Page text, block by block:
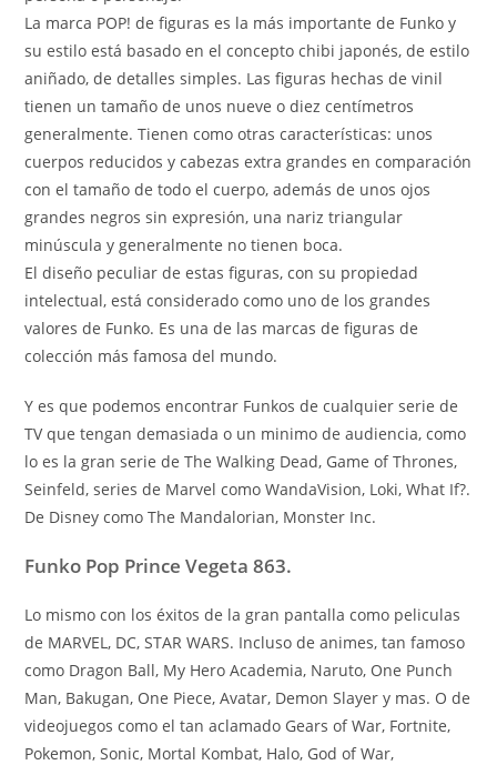
La marca POP! de figuras es la más importante de Funko y
su estilo está basado en el concepto chibi japonés, de estilo
aniñado, de detalles simples. Las figuras hechas de vinil
tienen un tamaño de unos nueve o diez centímetros
generalmente. Tienen como otras características: unos
cuerpos reducidos y cabezas extra grandes en comparación
con el tamaño de todo el cuerpo, además de unos ojos
grandes negros sin expresión, una nariz triangular
minúscula y generalmente no tienen boca.
El diseño peculiar de estas figuras, con su propiedad
intelectual, está considerado como uno de los grandes
valores de Funko. Es una de las marcas de figuras de
colección más famosa del mundo.
Y es que podemos encontrar Funkos de cualquier serie de
TV que tengan demasiada o un minimo de audiencia, como
lo es la gran serie de The Walking Dead, Game of Thrones,
Seinfeld, series de Marvel como WandaVision, Loki, What If?.
De Disney como The Mandalorian, Monster Inc.
Funko Pop Prince Vegeta 863.
Lo mismo con los éxitos de la gran pantalla como peliculas
de MARVEL, DC, STAR WARS. Incluso de animes, tan famoso
como Dragon Ball, My Hero Academia, Naruto, One Punch
Man, Bakugan, One Piece, Avatar, Demon Slayer y mas. O de
videojuegos como el tan aclamado Gears of War, Fortnite,
Pokemon, Sonic, Mortal Kombat, Halo, God of War,